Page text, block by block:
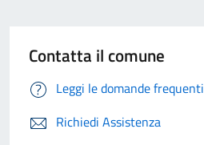
Contatta il comune
Leggi le domande frequenti
Richiedi Assistenza